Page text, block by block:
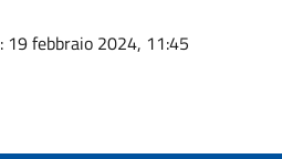
: 19 febbraio 2024, 11:45